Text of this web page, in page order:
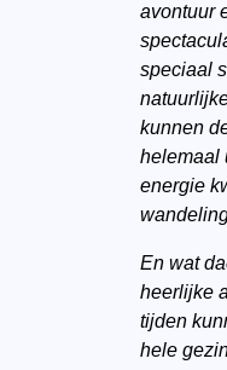
avontuur
speciaal
kunnen
helemaal
energie
En wat
heerlijke
tijden
hele